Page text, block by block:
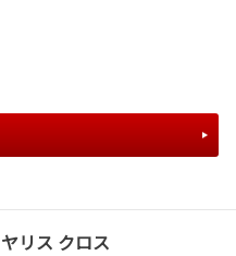
ヤリス クロス